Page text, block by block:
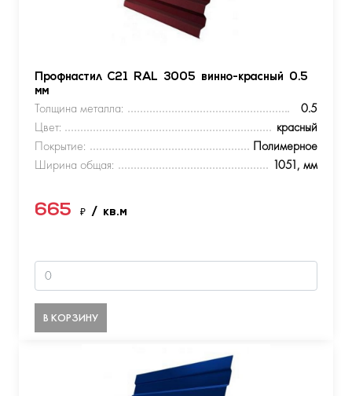
Профнастил С21 RAL 3005 винно-красный 0.5
мм
Толщина металла:
0.5
Цвет:
красный
Покрытие:
Полимерное
Ширина общая:
1051, мм
665 ₽ / кв.м
В КОРЗИНУ